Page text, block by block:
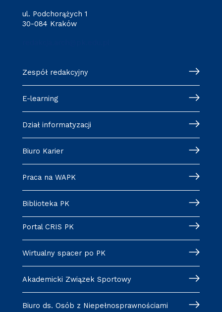
ul. Podchorążych 1
30-084 Kraków
Zespół redakcyjny
E-learning
Dział informatyzacji
Biuro Karier
Praca na WAPK
Biblioteka PK
Portal CRIS PK
Wirtualny spacer po PK
Akademicki Związek Sportowy
Biuro ds. Osób z Niepełnosprawnościami